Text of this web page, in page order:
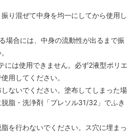
り混ぜて中身を均一にしてから使用し
場合には、中身の流動性が出るまで振
には使用できません。必ず2液型ポリエ
用してください。
ないでください。塗布してしまった場
脂・洗浄剤「プレソル31/32」でふき
を行わないでください。ス穴に埋まっ